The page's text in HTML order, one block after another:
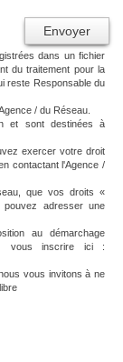
Envoyer
dans un fichier
du traitement pour la
reste Responsable du
/ du Réseau.
et sont destinées à
exercer votre droit
contactant l'Agence /
que vos droits «
adresser une
au démarchage
vous inscrire ici :
vous invitons à ne